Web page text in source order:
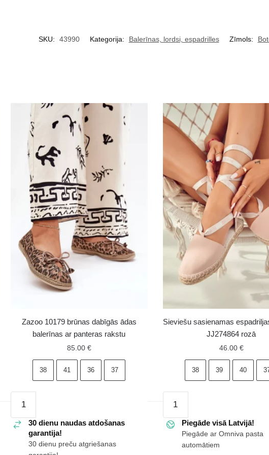
SKU: 43990 Kategorija: Balerīnas, lordsi, espadrilles Zīmols:
Zazoo 10179 brūnas dabīgās ādas
balerīnas ar panteras rakstu
85.00 €
38 41 36 37
10179
brūnas
dabīgās
Sieviešu sasienamas
JJ274864 rozā
46.00 €
38 39 40
sasienamas
espadriljas
30 dienu naudas atdošanas
garantija!
30 dienu preču atgriešanas
Piegāde visā Latvijā!
Piegāde ar Omniva pasta
automātiem